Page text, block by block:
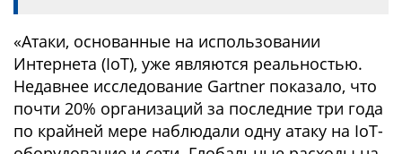
«Атаки, основанные на использовании
Интернета (IoT), уже являются реальностью.
Недавнее исследование Gartner показало, что
почти 20% организаций за последние три года
по крайней мере наблюдали одну атаку на IoT-